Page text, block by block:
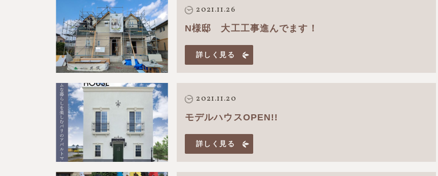
2021.11.26
N様邸 大工工事進んでます！
詳しく見る
2021.11.20
モデルハウスOPEN!!
詳しく見る